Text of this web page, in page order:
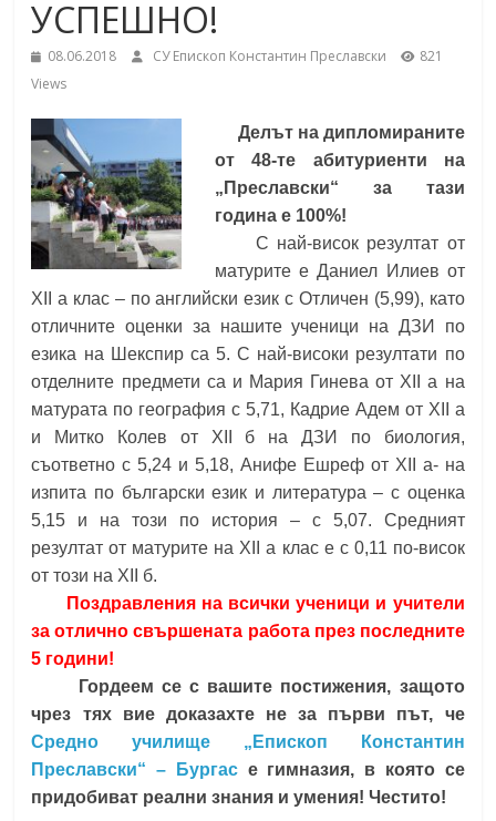
under the Erasmus+ Programme in
Malaga, Spain
School,
Burgas
Средно
училище
"Епископ
Константин
Преславски"
Бургас
УСПЕШНО!
08.06.2018 СУ Епископ Константин Преславски
821
Views
Делът на дипломираните
от 48-те абитуриенти на
„Преславски“ за тази
година е 100%!
С най-висок резултат от
матурите е Даниел Илиев от
XII а клас – по английски език с Отличен (5,99), като
отличните оценки за нашите ученици на ДЗИ по
езика на Шекспир са 5. С най-високи резултати по
отделните предмети са и Мария Гинева от XII а на
матурата по география с 5,71, Кадрие Адем от XII а
и Митко Колев от XII б на ДЗИ по биология,
съответно с 5,24 и 5,18, Анифе Ешреф от XII а- на
изпита по български език и литература – с оценка
5,15 и на този по история – с 5,07. Средният
резултат от матурите на XII а клас е с 0,11 по-висок
от този на XII б.
Поздравления на всички ученици и учители
за отлично свършената работа през последните
5 години!
Гордеем се с вашите постижения, защото
чрез тях вие доказахте не за първи път, че
Средно училище „Епископ Константин
Преславски“ – Бургасе гимназия, в която се
придобиват реални знания и умения! Честито!